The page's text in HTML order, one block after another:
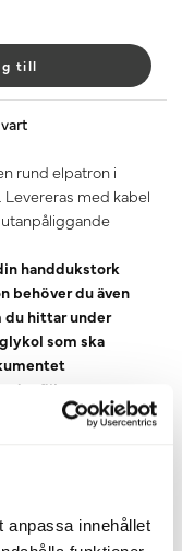
anpassa innehållet
till
rund elpatron i
med kabel
handdukstork
behöver du även
hittar under
som ska
fliken
till